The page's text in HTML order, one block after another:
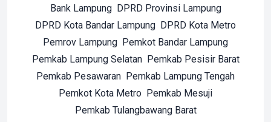
Bank Lampung DPRD Provinsi Lampung
DPRD Kota Bandar Lampung DPRD Kota Metro
Pemrov Lampung Pemkot Bandar Lampung
Pemkab Lampung Selatan Pemkab Pesisir Barat
Pemkab Pesawaran Pemkab Lampung Tengah
Pemkot Kota Metro Pemkab Mesuji
Pemkab Tulangbawang Barat